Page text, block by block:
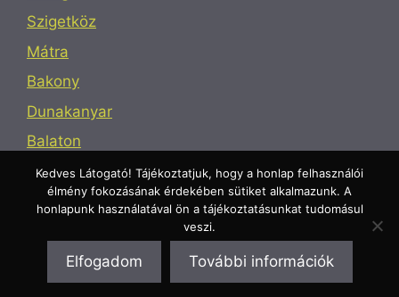
Szigetköz
Mátra
Bakony
Dunakanyar
Balaton
Mecsek
© 2026 • Készült GeneratePress
Kedves Látogató! Tájékoztatjuk, hogy a honlap felhasználói
élmény fokozásának érdekében sütiket alkalmazunk. A
honlapunk használatával ön a tájékoztatásunkat tudomásul
veszi.
Elfogadom További információk